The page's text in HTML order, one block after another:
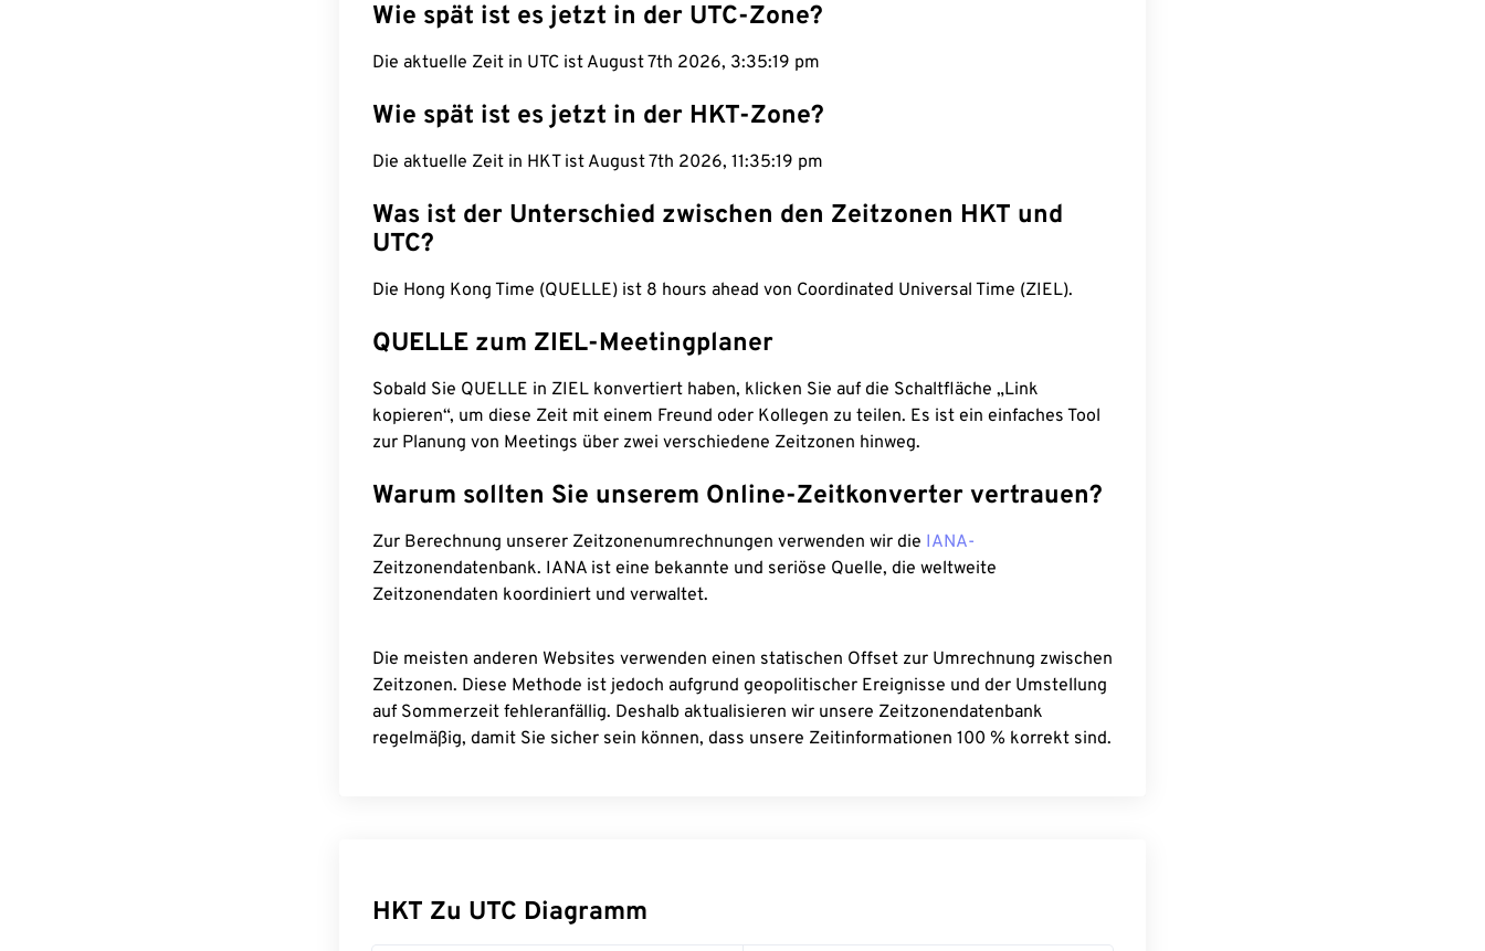
Wie spät ist es jetzt in der UTC-Zone?
Die aktuelle Zeit in UTC ist August 7th 2026, 3:35:20 pm
Wie spät ist es jetzt in der HKT-Zone?
Die aktuelle Zeit in HKT ist August 7th 2026, 11:35:20 pm
Was ist der Unterschied zwischen den Zeitzonen HKT und
UTC?
Die Hong Kong Time (QUELLE) ist 8 hours ahead von Coordinated Universal Time (ZIEL).
QUELLE zum ZIEL-Meetingplaner
Sobald Sie QUELLE in ZIEL konvertiert haben, klicken Sie auf die Schaltfläche „Link
kopieren“, um diese Zeit mit einem Freund oder Kollegen zu teilen. Es ist ein einfaches Tool
zur Planung von Meetings über zwei verschiedene Zeitzonen hinweg.
Warum sollten Sie unserem Online-Zeitkonverter vertrauen?
Zur Berechnung unserer Zeitzonenumrechnungen verwenden wir die IANA-
Zeitzonendatenbank. IANA ist eine bekannte und seriöse Quelle, die weltweite
Zeitzonendaten koordiniert und verwaltet.
Die meisten anderen Websites verwenden einen statischen Offset zur Umrechnung zwischen
Zeitzonen. Diese Methode ist jedoch aufgrund geopolitischer Ereignisse und der Umstellung
auf Sommerzeit fehleranfällig. Deshalb aktualisieren wir unsere Zeitzonendatenbank
regelmäßig, damit Sie sicher sein können, dass unsere Zeitinformationen 100 % korrekt sind.
HKT Zu UTC Diagramm